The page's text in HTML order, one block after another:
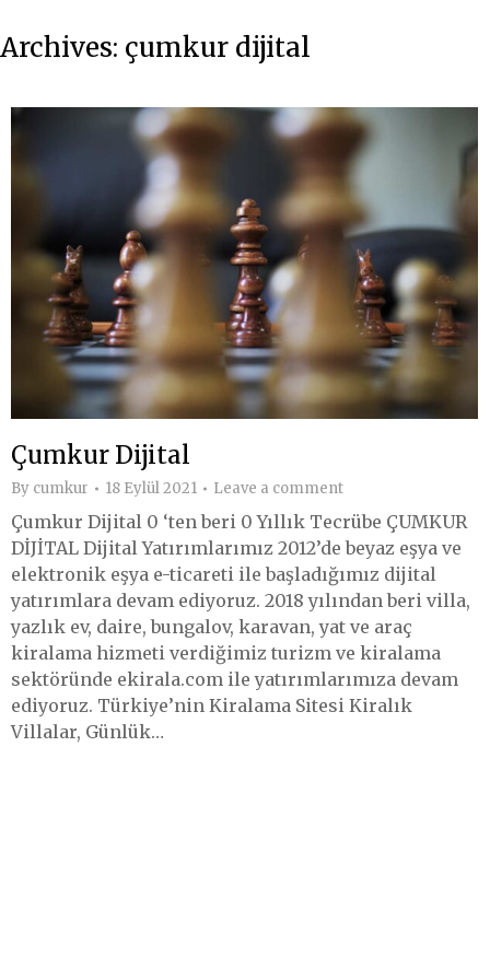
Archives: çumkur dijital
Çumkur Dijital
By cumkur 18 Eylül 2021 Leave a comment
Çumkur Dijital 0 ‘ten beri 0 Yıllık Tecrübe ÇUMKUR
DİJİTAL Dijital Yatırımlarımız 2012’de beyaz eşya ve
elektronik eşya e-ticareti ile başladığımız dijital
yatırımlara devam ediyoruz. 2018 yılından beri villa,
yazlık ev, daire, bungalov, karavan, yat ve araç
kiralama hizmeti verdiğimiz turizm ve kiralama
sektöründe ekirala.com ile yatırımlarımıza devam
ediyoruz. Türkiye’nin Kiralama Sitesi Kiralık
Villalar, Günlük…